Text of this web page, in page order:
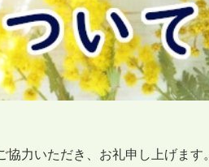
力いただき、お礼申し上げます。